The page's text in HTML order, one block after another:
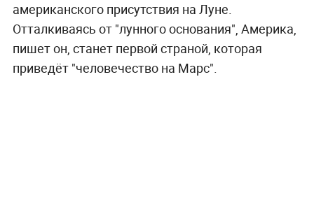
американского присутствия на Луне.
Отталкиваясь от "лунного основания", Америка,
пишет он, станет первой страной, которая
приведёт "человечество на Марс".